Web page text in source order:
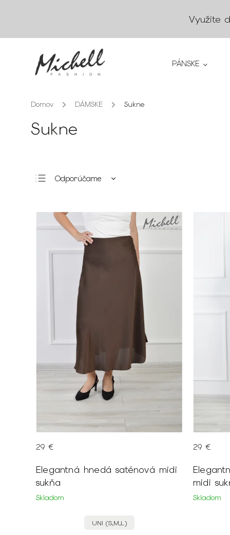
Využite
PÁNSKE
Domov / DÁMSKE / Sukne
Sukne
Odporúčame
Najdrahšie
Najpredávanejšie
Abecedne
Elegantná hnedá saténová midi
sukňa
Skladom
29 €
UNI (S,M,L)
midi
Skladom
29 €